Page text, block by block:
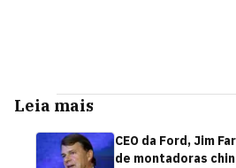
Leia mais
CEO da Ford, Jim
de montadoras